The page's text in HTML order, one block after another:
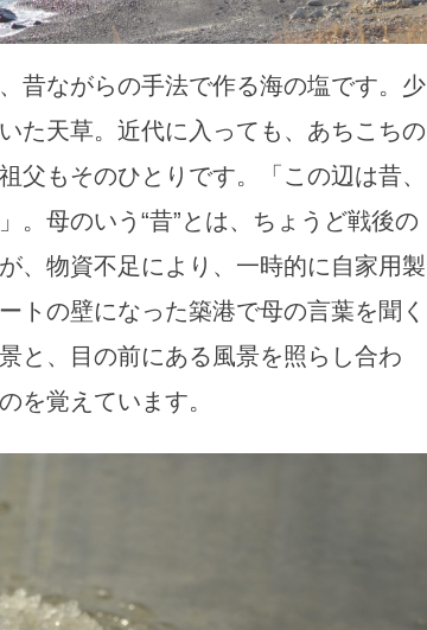
昔ながらの手法で作る海の塩です。少
た天草。近代に入っても、あちこちの
父もそのひとりです。「この辺は昔、
。母のいう“昔”とは、ちょうど戦後の
、物資不足により、一時的に自家用製
トの壁になった築港で母の言葉を聞く
と、目の前にある風景を照らし合わ
を覚えています。